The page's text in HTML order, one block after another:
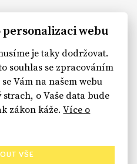
webu
je taky dodržovat.
souhlas se zpracováním
Vám na našem webu
o Vaše data bude
zákon káže.Více o
VŠE